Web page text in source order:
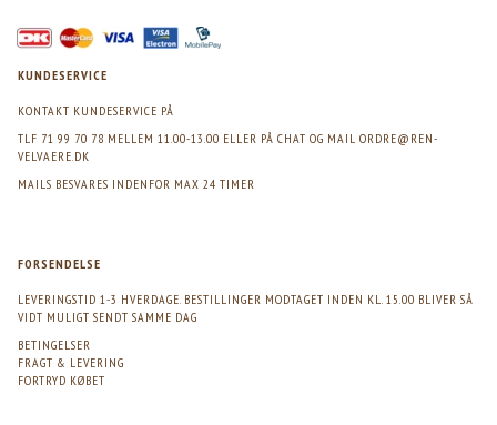
KUNDESERVICE
KONTAKT KUNDESERVICE PÅ
TLF 71 99 70 78 MELLEM 11.00-13.00 ELLER PÅ CHAT OG MAIL ORDRE@REN-
VELVAERE.DK
MAILS BESVARES INDENFOR MAX 24 TIMER
FORSENDELSE
LEVERINGSTID 1-3 HVERDAGE. BESTILLINGER MODTAGET INDEN KL. 15.00 BLIVER SÅ
VIDT MULIGT SENDT SAMME DAG
BETINGELSER
FRAGT & LEVERING
FORTRYD KØBET